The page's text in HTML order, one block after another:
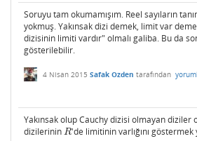
Soruyu tam okumamışım. Reel sayıların
yokmuş. Yakınsak dizi demek, limit var
dizisinin limiti vardır" olmalı galiba. Bu da
gösterilebilir.
4 Nisan 2015 Safak Ozden tarafından
Yakınsak olup Cauchy dizisi olmayan diziler
dizilerinin R
R 'de limitinin varlığını